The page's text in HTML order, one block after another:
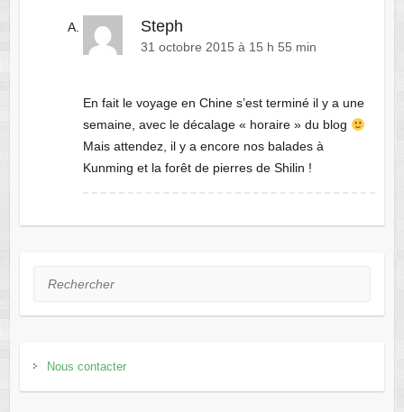
Steph
31 octobre 2015 à 15 h 55 min
En fait le voyage en Chine s’est terminé il y a une
semaine, avec le décalage « horaire » du blog
Mais attendez, il y a encore nos balades à
Kunming et la forêt de pierres de Shilin !
Rechercher
Nous contacter